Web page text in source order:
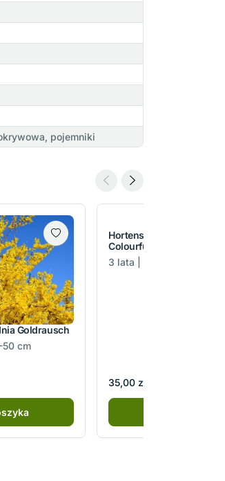
pojemniki
Goldrausch
cm
Hortensja bukietowa
Colourful Cocktail PBR
3 lata | C3 | 30-50 cm
35,00 zł